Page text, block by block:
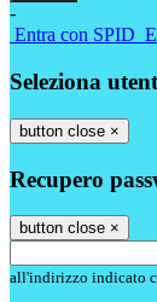
-
Entra con SPID
Seleziona
button close ×
Recupero
button close ×
all'indirizzo indicato